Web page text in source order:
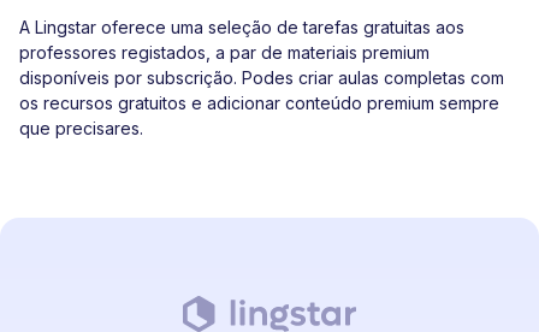
A Lingstar oferece uma seleção de tarefas gratuitas aos
professores registados, a par de materiais premium
disponíveis por subscrição. Podes criar aulas completas com
os recursos gratuitos e adicionar conteúdo premium sempre
que precisares.